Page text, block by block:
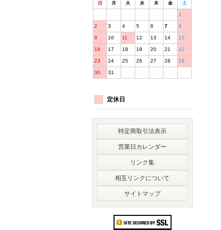
日 月 火 水 木 金 土
1
2 3 4 5 6 7 8
9 10 11 12 13 14 15
16 17 18 19 20 21 22
23 24 25 26 27 28 29
30 31
定休日
特定商取引法表示
営業日カレンダー
リンク集
相互リンクについて
サイトマップ